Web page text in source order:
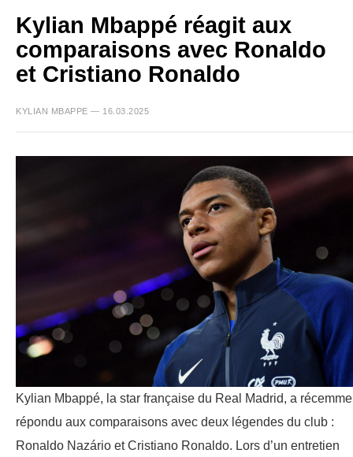
Kylian Mbappé réagit aux
comparaisons avec Ronaldo
et Cristiano Ronaldo
KYLIAN MBAPPE — 16.03.2025
Kylian Mbappé, la star française du Real Madrid, a
répondu aux comparaisons avec deux légendes du club :
Ronaldo Nazário et Cristiano Ronaldo. Lors d’un entretien